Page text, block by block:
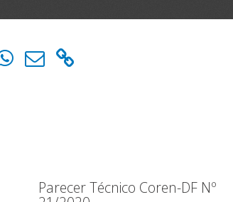
Parecer Técnico Coren-DF Nº